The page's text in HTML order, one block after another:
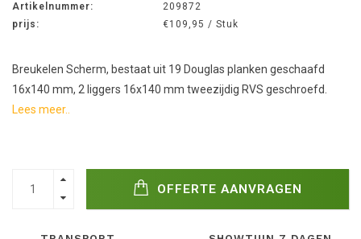
Artikelnummer:
209872
prijs:
€109,95 / Stuk
Breukelen Scherm, bestaat uit 19 Douglas planken geschaafd
16x140 mm, 2 liggers 16x140 mm tweezijdig RVS geschroefd.
Lees meer..
OFFERTE AANVRAGEN